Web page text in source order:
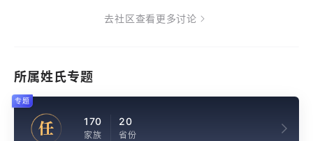
去社区查看更多讨论
所属姓氏专题
任 170
家族
20
省份
专题